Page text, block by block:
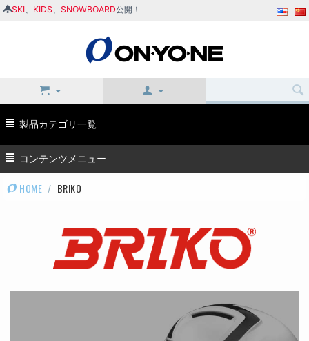
SKI KIDS SNOWBOARD公開！
製品カテゴリ一覧
コンテンツメニュー
HOME / BRIKO